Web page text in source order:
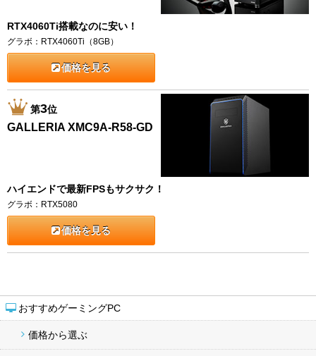
おすすめゲーミングPC
価格から選ぶ
RTX4060Ti搭載なのに安い！
グラボ：RTX4060Ti（8GB）
価格を見る
第3位
GALLERIA XMC9A-R58-GD
ハイエンドで最新FPSもサクサク！
グラボ：RTX5080
価格を見る